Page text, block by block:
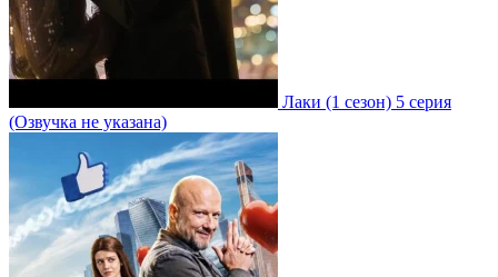
Лаки (1 сезон) 5 серия
(Озвучка не указана)